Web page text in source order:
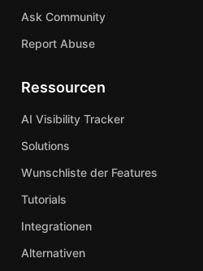
Ask Community
Report Abuse
Ressourcen
AI Visibility Tracker
Solutions
Wunschliste der Features
Tutorials
Integrationen
Alternativen